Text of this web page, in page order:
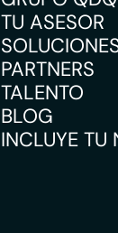
TU ASESOR
PARTNERS
TALENTO
BLOG
INCLUYE TU